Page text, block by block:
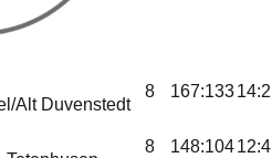
Alt Duvenstedt
8 167:13314:2
8 148:10412:4